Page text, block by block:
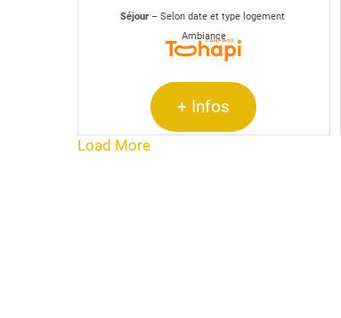
Séjour– Selon date et type logement
Ambiance
+ Infos
Load More